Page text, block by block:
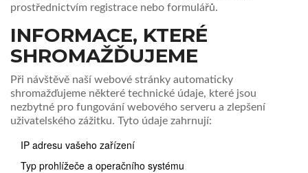
prostřednictvím registrace nebo formulářů.
INFORMACE, KTERÉ
SHROMAŽĎUJEME
Při návštěvě naší webové stránky automaticky
shromažďujeme některé technické údaje, které jsou
nezbytné pro fungování webového serveru a zlepšení
uživatelského zážitku. Tyto údaje zahrnují:
IP adresu vašeho zařízení
Typ prohlížeče a operačního systému